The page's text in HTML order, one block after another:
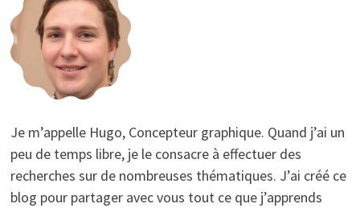
Je m’appelle Hugo, Concepteur graphique. Quand j’ai un
peu de temps libre, je le consacre à effectuer des
recherches sur de nombreuses thématiques. J’ai créé ce
blog pour partager avec vous tout ce que j’apprends